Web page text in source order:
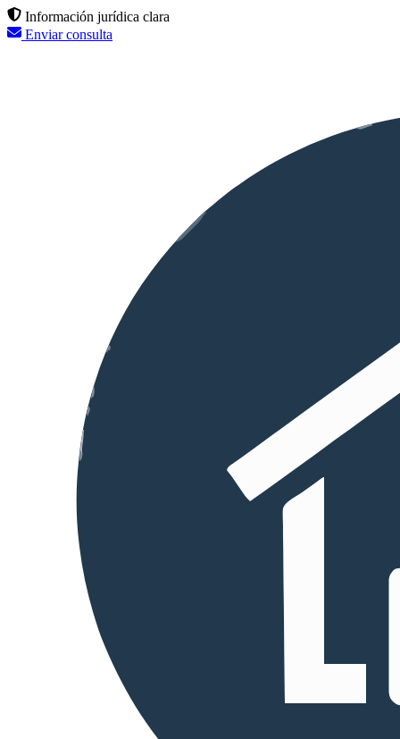
Información jurídica clara
Enviar consulta